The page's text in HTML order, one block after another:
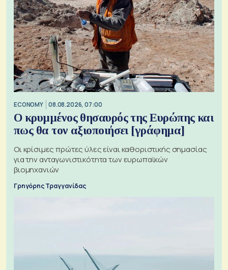
ECONOMY 08.08.2026, 07:00
Ο κρυμμένος θησαυρός της Ευρώπης και
πως θα τον αξιοποιήσει [γράφημα]
Οι κρίσιμες πρώτες ύλες είναι καθοριστικής σημασίας
για την ανταγωνιστικότητα των ευρωπαϊκών
βιομηχανιών
Γρηγόρης Τραγγανίδας